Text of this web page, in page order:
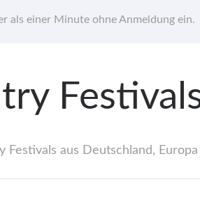
als einer Minute ohne Anmeldung ein.
Festivals aus Deutschland,